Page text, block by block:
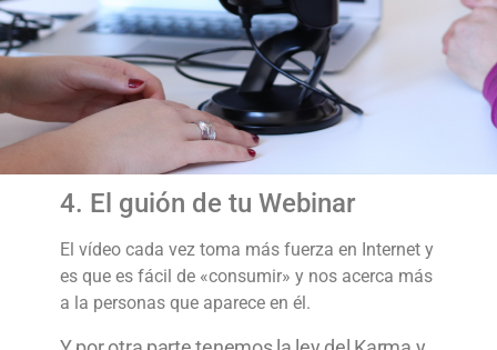
4. El guión de tu Webinar
El vídeo cada vez toma más fuerza en Internet y
es que es fácil de «consumir» y nos acerca más
a la personas que aparece en él.